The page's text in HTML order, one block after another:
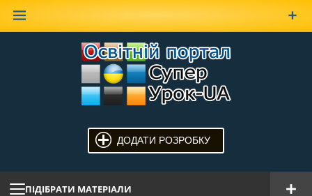
ДОДАТИ РОЗРОБКУ
ПІДІБРАТИ МАТЕРІАЛИ